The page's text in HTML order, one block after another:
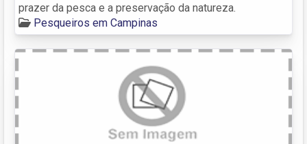
prazer da pesca e a preservação da natureza.
Pesqueiros em Campinas